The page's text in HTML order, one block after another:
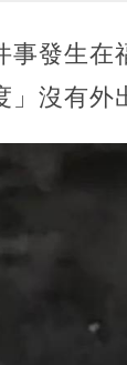
事發生在
」沒有外